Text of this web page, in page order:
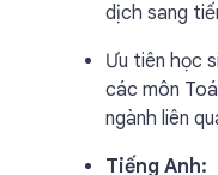
dịch sang
Ưu tiên học
các môn
ngành liên
Tiếng Anh: